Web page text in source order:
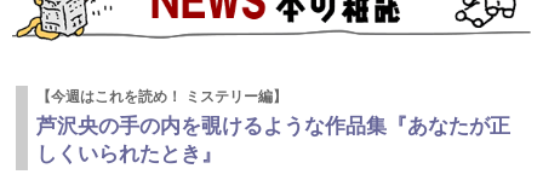
【今週はこれを読め！ ミステリー編】
芦沢央の手の内を覗けるような作品集『あなたが正
しくいられたとき』